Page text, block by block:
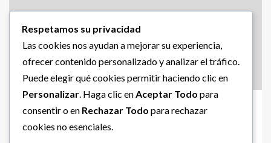
LO INSOLITO
LEER Y JUGAR AL AJEDREZ PODRIA RETRASAR EL
Respetamos su privacidad
Las cookies nos ayudan a mejorar su experiencia,
ofrecer contenido personalizado y analizar el tráfico.
Puede elegir qué cookies permitir haciendo clic en
Personalizar. Haga clic enAceptar Todo para
consentir o en Rechazar Todo para rechazar
cookies no esenciales.